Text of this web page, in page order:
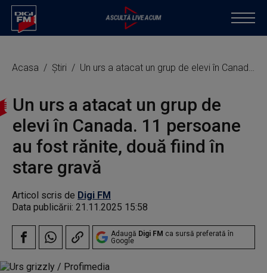
Acasa Știri Un urs a atacat un grup de elevi în Canada. 11 persoane au fost rănite, două fiind în stare gravă
Un urs a atacat un grup de
elevi în Canada. 11 persoane
au fost rănite, două fiind în
stare gravă
Articol scris de Digi FM
Data publicării: 21.11.2025 15:58
Adaugă Digi FM ca sursă preferată în
Google